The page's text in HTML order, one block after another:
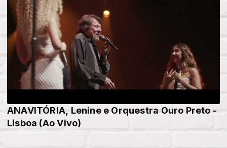
ANAVITÓRIA, Lenine e Orquestra Ouro Preto -
Lisboa (Ao Vivo)